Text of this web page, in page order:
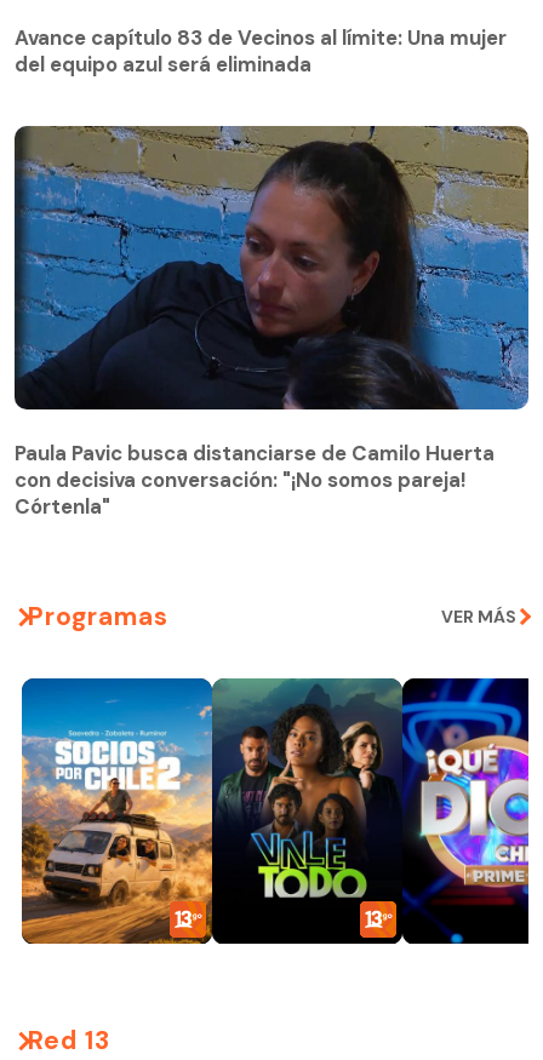
del equipo azul será eliminada
Avance capítulo 83 de Vecinos al límite: Una mujer
del equipo azul será eliminada
con decisiva conversación: "¡No somos pareja!
Córtenla"
Paula Pavic busca distanciarse de Camilo Huerta
con decisiva conversación: "¡No somos pareja!
Córtenla"
Programas VER MÁS
Red 13